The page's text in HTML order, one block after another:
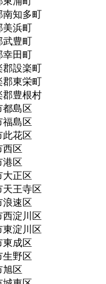
南知多町
美浜町
武豊町
幸田町
郡設楽町
郡東栄町
郡豊根村
都島区
福島区
此花区
西区
港区
大正区
天王寺区
浪速区
西淀川区
東淀川区
東成区
生野区
旭区